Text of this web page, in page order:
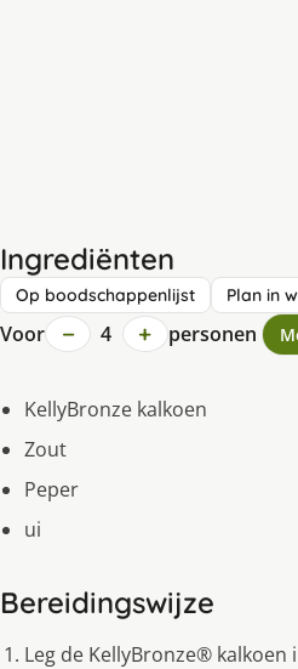
Ingrediënten
Op boodschappenlijst Plan in
Voor − 4 + personen
KellyBronze kalkoen
Zout
Peper
ui
Bereidingswijze
Leg de KellyBronze® kalkoen